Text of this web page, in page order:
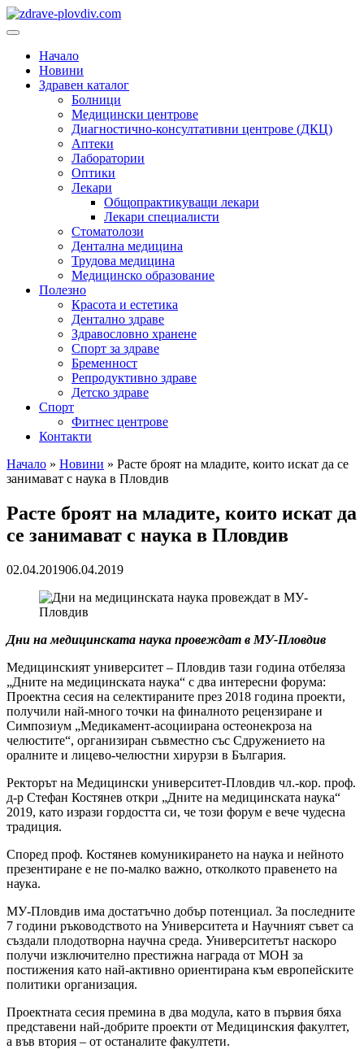
Преминете
към
Основно
Начало
Новини
Здравен каталог
Болници
Медицински центрове
Диагностично-консултативни центрове (ДКЦ)
Аптеки
Лаборатории
Оптики
Лекари
Общопрактикуващи лекари
Лекари специалисти
Стоматолози
Дентална медицина
Трудова медицина
Медицинско образование
Полезно
Красота и естетика
Дентално здраве
Здравословно хранене
Спорт за здраве
Бременност
Репродуктивно здраве
Детско здраве
Спорт
Фитнес центрове
Контакти
Начало » Новини » Расте броят на младите, които искат да се
занимават с наука в Пловдив
Расте броят на младите, които искат да
се занимават с наука в Пловдив
02.04.201906.04.2019
Дни на медицинската наука провеждат в МУ-Пловдив
Медицинският университет – Пловдив тази година отбеляза
„Дните на медицинската наука“ с два интересни форума:
Проектна сесия на селектираните през 2018 година проекти,
получили най-много точки на финалното рецензиране и
Симпозиум „Медикамент-асоциирана остеонекроза на
челюстите“, организиран съвместно със Сдружението на
оралните и лицево-челюстни хирурзи в България.
Ректорът на Медицински университет-Пловдив чл.-кор. проф.
д-р Стефан Костянев откри „Дните на медицинската наука“
2019, като изрази гордостта си, че този форум е вече чудесна
традиция.
Според проф. Костянев комуникирането на наука и нейното
презентиране е не по-малко важно, отколкото правенето на
наука.
МУ-Пловдив има достатъчно добър потенциал. За последните
7 години ръководството на Университета и Научният съвет са
създали плодотворна научна среда. Университетът наскоро
получи изключително престижна награда от МОН за
постижения като най-активно ориентирана към европейските
политики организация.
Проектната сесия премина в два модула, като в първия бяха
представени най-добрите проекти от Медицинския факултет,
а във втория – от останалите факултети.